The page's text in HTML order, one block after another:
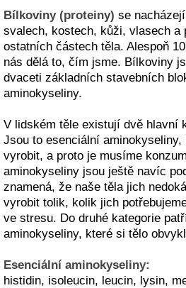
Bílkoviny (proteiny) se
svalech, kostech, kůži, vlasech a
ostatních částech těla. Alespoň
nás dělá to, čím jsme. Bílkoviny
dvaceti základních stavebních
aminokyseliny.
V lidském těle existují dvě hlavní
Jsou to esenciální
vyrobit, a proto je musíme
aminokyseliny jsou ještě navíc
znamená, že naše těla jich
vyrobit tolik, kolik jich
ve stresu. Do druhé kategorie
aminokyseliny, které si tělo
Esenciální aminokyseliny:
histidin, isoleucin, leucin, lysin,